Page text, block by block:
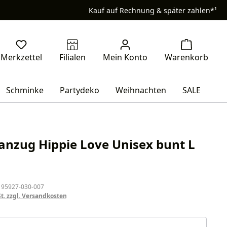
Kauf auf Rechnung & später zahlen*¹
Schminke Partydeko Weihnachten SALE
Hippie Love Unisex bunt L
030-007
zzgl. Versandkosten